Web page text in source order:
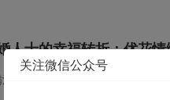
人士的幸福转折：优花
关注微信公众号